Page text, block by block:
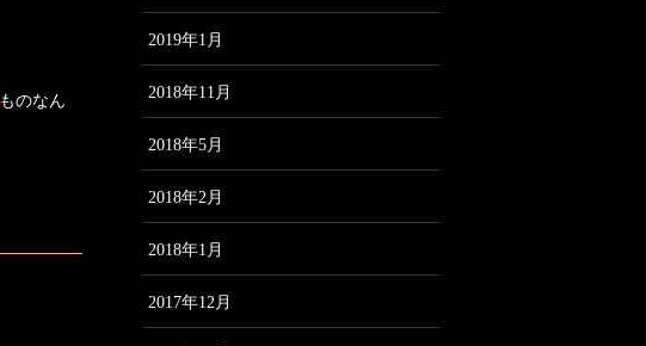
2019年1月
2018年11月
2018年5月
2018年2月
2018年1月
2017年12月
ものなん